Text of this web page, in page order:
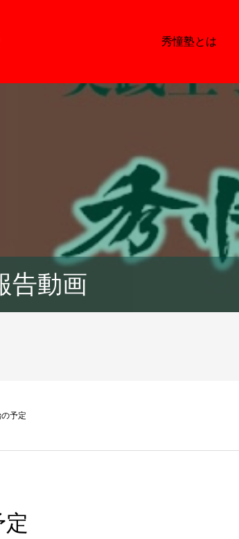
秀憧塾とは
告動画
予定